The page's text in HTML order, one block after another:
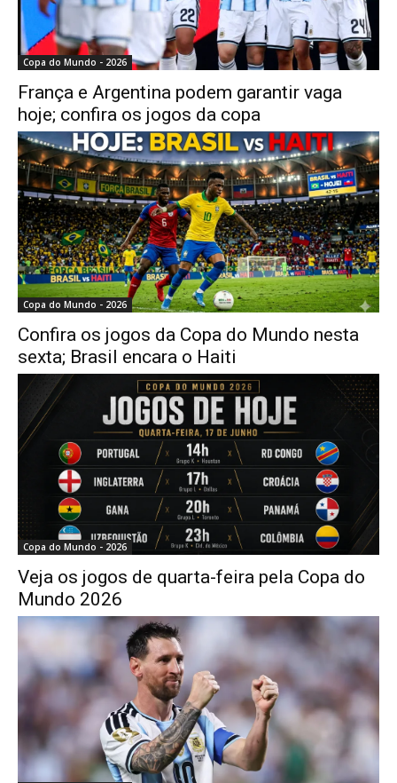
Copa do Mundo - 2026
França e Argentina podem garantir vaga
hoje; confira os jogos da copa
Copa do Mundo - 2026
Confira os jogos da Copa do Mundo nesta
sexta; Brasil encara o Haiti
Copa do Mundo - 2026
Veja os jogos de quarta-feira pela Copa do
Mundo 2026